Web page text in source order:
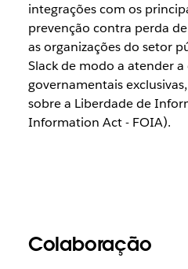
integrações com os
prevenção contra perda
as organizações do setor
Slack de modo a atender a
governamentais
sobre a Liberdade de
Information Act - FOIA).
Colaboração